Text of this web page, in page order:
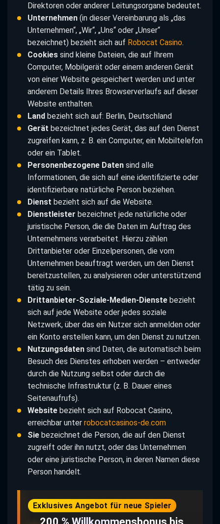
Direktoren oder anderer Leitungsorgane bedeutet.
Unternehmen(in dieser Vereinbarung als „das
Unternehmen“, „Wir“, „Uns“ oder „Unser“
bezeichnet) bezieht sich auf Robocat Casino.
Cookiessind kleine Dateien, die auf Ihrem
Computer, Mobilgerät oder einem anderen Gerät
von einer Website gespeichert werden und unter
anderem Details Ihres Browserverlaufs auf dieser
Website enthalten.
Landbezieht sich auf: Berlin, Deutschland
Gerät bezeichnet jedes Gerät, das auf den Dienst
zugreifen kann, z. B. ein Computer, ein Mobiltelefon
oder ein Tablet.
Personenbezogene Datensind alle
Informationen, die sich auf eine identifizierte oder
identifizierbare natürliche Person beziehen.
Dienst bezieht sich auf die Website.
Dienstleister bezeichnet jede natürliche oder
juristische Person, die die Daten im Auftrag des
Unternehmens verarbeitet. Hierzu zählen
Drittanbieter oder Einzelpersonen, die vom
Unternehmen beauftragt werden, um den Dienst
bereitzustellen, zu analysieren oder unterstützend
tätig zu sein.
Drittanbieter-Soziale-Medien-Dienstebezieht
sich auf jede Website oder jedes soziale
Netzwerk, über das ein Nutzer sich anmelden oder
ein Konto erstellen kann, um den Dienst zu nutzen.
Nutzungsdatensind Daten, die automatisch beim
Besuch des Dienstes erhoben werden – entweder
durch die Nutzung selbst oder durch die
technische Infrastruktur (z. B. Dauer eines
Seitenaufrufs).
Websitebezieht sich auf Robocat Casino,
erreichbar unter robocatcasinos-de.com
Siebezeichnet die Person, die auf den Dienst
zugreift oder ihn nutzt, oder das Unternehmen
oder eine juristische Person, in deren Namen diese
Person handelt.
Exklusives Angebot für neue Spieler